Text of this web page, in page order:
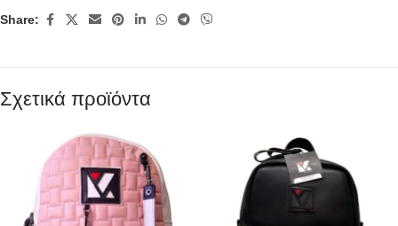
Share:
Σχετικά προϊόντα